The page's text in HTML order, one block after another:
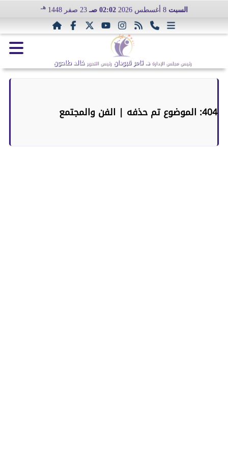
السبت 8 أغسطس 2026 02:02 صـ 23 صفر 1448 هـ
رئيس مجلس الإدارة د. تامر قبودان رئيس التحرير خالد طاحون
404: الموضوع تم حذفه | الفن والمجتمع